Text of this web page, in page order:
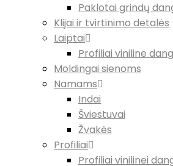
Paklotai grindų
Klijai ir tvirtinimo detalės
Laiptai
Profiliai viniline
Moldingai sienoms
Namams
Indai
Šviestuvai
Žvakės
Profiliai
Profiliai vinilinei